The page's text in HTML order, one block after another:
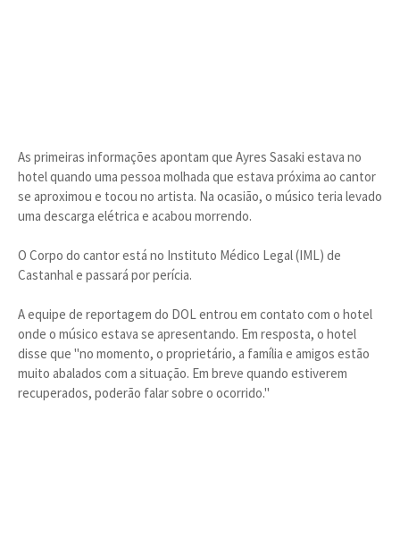
As primeiras informações apontam que Ayres Sasaki estava no
hotel quando uma pessoa molhada que estava próxima ao cantor
se aproximou e tocou no artista. Na ocasião, o músico teria levado
uma descarga elétrica e acabou morrendo.
O Corpo do cantor está no Instituto Médico Legal (IML) de
Castanhal e passará por perícia.
A equipe de reportagem do DOL entrou em contato com o hotel
onde o músico estava se apresentando. Em resposta, o hotel
disse que "no momento, o proprietário, a família e amigos estão
muito abalados com a situação. Em breve quando estiverem
recuperados, poderão falar sobre o ocorrido."